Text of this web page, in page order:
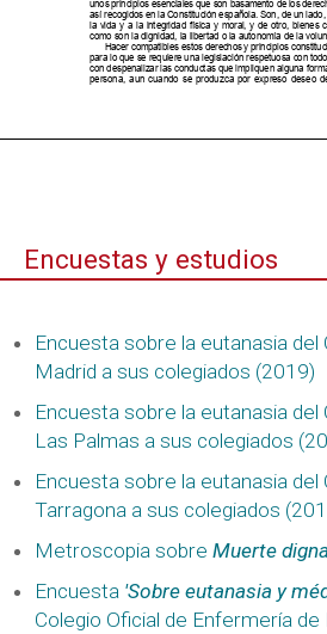
Encuestas y estudios
Encuesta sobre la eutanasia
Madrid a sus colegiados (2019)
Encuesta sobre la eutanasia
Las Palmas a sus colegiados
Encuesta sobre la eutanasia
Tarragona a sus colegiados
Metroscopia sobre Muerte digna
Encuesta 'Sobre eutanasia y
Colegio Oficial de Enfermería de